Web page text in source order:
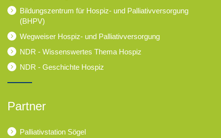
Bildungszentrum für Hospiz- und Palliativversorgung
(BHPV)
Wegweiser Hospiz- und Palliativversorgung
NDR - Wissenswertes Thema Hospiz
NDR - Geschichte Hospiz
Partner
Palliativstation Sögel